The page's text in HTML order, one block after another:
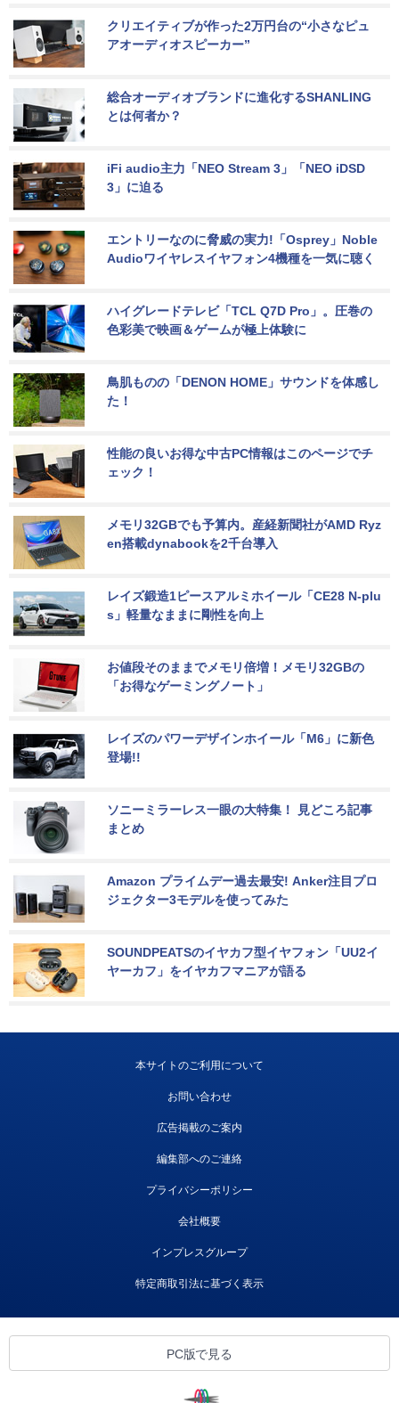
クリエイティブが作った2万円台の“小さなピュ
アオーディオスピーカー”
総合オーディオブランドに進化するSHANLING
とは何者か？
iFi audio主力「NEO Stream 3」「NEO iDSD
3」に迫る
エントリーなのに脅威の実力!「Osprey」Noble
Audioワイヤレスイヤフォン4機種を一気に聴く
ハイグレードテレビ「TCL Q7D Pro」。圧巻の
色彩美で映画＆ゲームが極上体験に
鳥肌ものの「DENON HOME」サウンドを体感し
た！
性能の良いお得な中古PC情報はこのページでチ
ェック！
メモリ32GBでも予算内。産経新聞社がAMD Ryz
en搭載dynabookを2千台導入
レイズ鍛造1ピースアルミホイール「CE28 N-plu
s」軽量なままに剛性を向上
お値段そのままでメモリ倍増！メモリ32GBの
「お得なゲーミングノート」
レイズのパワーデザインホイール「M6」に新色
登場!!
ソニーミラーレス一眼の大特集！ 見どころ記事
まとめ
Amazon プライムデー過去最安! Anker注目プロ
ジェクター3モデルを使ってみた
SOUNDPEATSのイヤカフ型イヤフォン「UU2イ
ヤーカフ」をイヤカフマニアが語る
本サイトのご利用について
お問い合わせ
広告掲載のご案内
編集部へのご連絡
プライバシーポリシー
会社概要
インプレスグループ
特定商取引法に基づく表示
PC版で見る